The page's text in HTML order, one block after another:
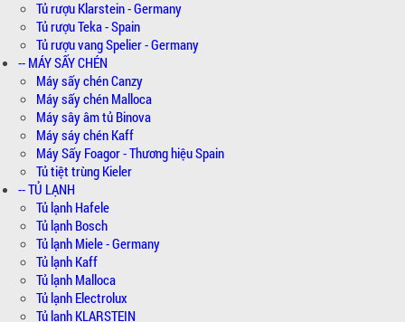
Tủ rượu Klarstein - Germany
Tủ rượu Teka - Spain
Tủ rượu vang Spelier - Germany
-- MÁY SẤY CHÉN
Máy sấy chén Canzy
Máy sấy chén Malloca
Máy sây âm tủ Binova
Máy sáy chén Kaff
Máy Sấy Foagor - Thương hiệu Spain
Tủ tiệt trùng Kieler
-- TỦ LẠNH
Tủ lạnh Hafele
Tủ lạnh Bosch
Tủ lạnh Miele - Germany
Tủ lạnh Kaff
Tủ lạnh Malloca
Tủ lạnh Electrolux
Tủ lạnh KLARSTEIN